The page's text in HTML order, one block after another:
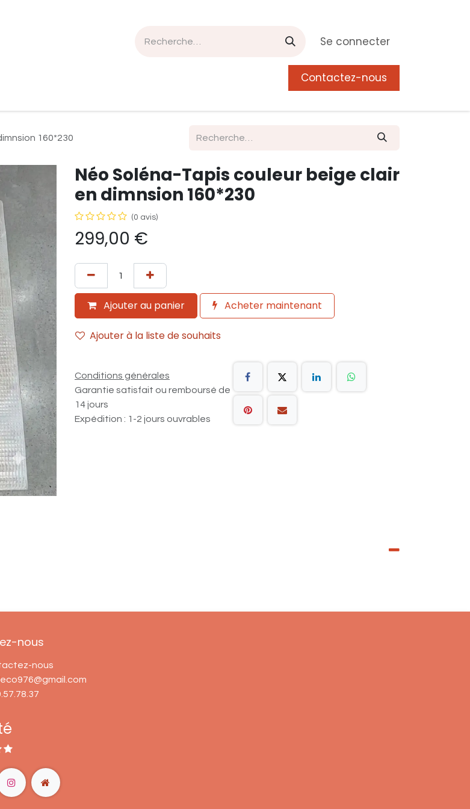
Se connecter
Postes
0
Contactez-nous
160*230
Néo Soléna-Tapis couleur beige clair
en dimnsion 160*230
(0 avis)
299,00 €
Ajouter au panier Acheter maintenant
Ajouter à la liste de souhaits
Conditions générales
Garantie satisfait ou remboursé de
14 jours
Expédition : 1-2 jours ouvrables
nous
nous